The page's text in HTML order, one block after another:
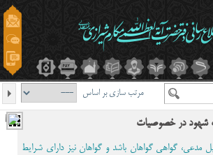
مرتب سازی بر اساس
شهود در خصوصیات
مدعی، گواهی گواهان باشد و گواهان نیز دارای شرایط